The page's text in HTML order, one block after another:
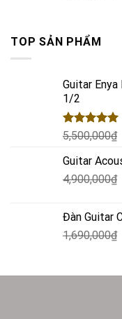
TOP SẢN PHẨM
Guitar Enya
1/2
Rated5.00
5,500,000₫
Guitar
4,900,000₫
Đàn Guitar
1,690,000₫